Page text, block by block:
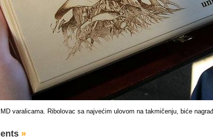
varalicama. Ribolovac sa najvećim ulovom na takmičenju, biće
»